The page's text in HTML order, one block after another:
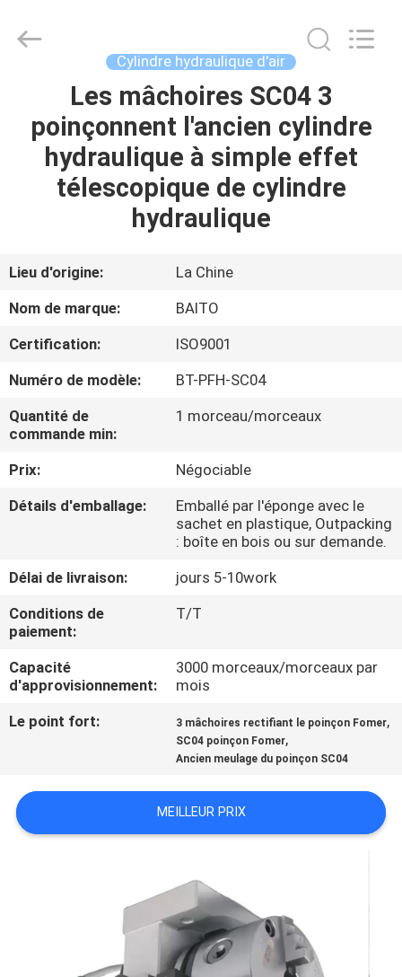
MAISON
PRODUITS
DE
NOUS
VISITE
D'USINE
CONTRÔLE
DE
QUALITÉ
CONTACTEZ-
UNE
CITATION
DU
SITE
Baitong
Precision
Cylindre hydraulique d'air
Les mâchoires SC04 3
poinçonnent l'ancien cylindre
hydraulique à simple effet
télescopique de cylindre
hydraulique
Lieu d'origine:
La Chine
Nom de marque:
BAITO
Certification:
ISO9001
Numéro de modèle:
BT-PFH-SC04
Quantité de
commande min:
1 morceau/morceaux
Prix:
Négociable
Détails d'emballage:
Emballé par l'éponge avec le
sachet en plastique, Outpacking
: boîte en bois ou sur demande.
Délai de livraison:
jours 5-10work
Conditions de
paiement:
T/T
Capacité
d'approvisionnement:
3000 morceaux/morceaux par
mois
Le point fort:
3 mâchoires rectifiant le poinçon Fomer,
SC04 poinçon Fomer,
Ancien meulage du poinçon SC04
MEILLEUR PRIX